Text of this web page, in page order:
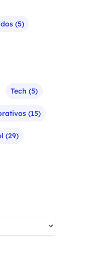
(5)
Tech (5)
(15)
(29)